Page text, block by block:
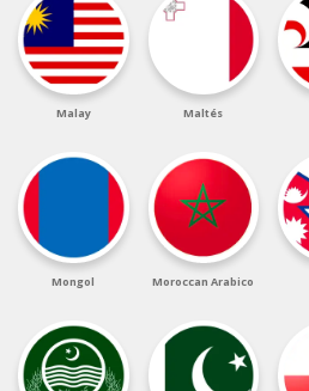
Malay Maltés
Mongol Moroccan Arabico